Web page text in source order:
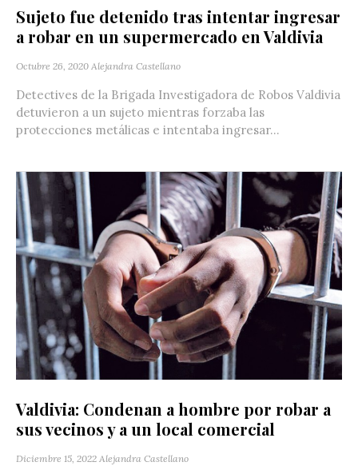
Sujeto fue detenido tras intentar ingresar
a robar en un supermercado en Valdivia
Octubre 26, 2020 Alejandra Castellano
Detectives de la Brigada Investigadora de Robos Valdivia
detuvieron a un sujeto mientras forzaba las
protecciones metálicas e intentaba ingresar...
Valdivia: Condenan a hombre por robar a
sus vecinos y a un local comercial
Diciembre 15, 2022 Alejandra Castellano